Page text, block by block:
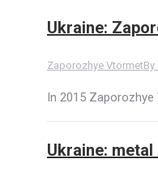
Ukraine:
Zaporozhye VtormetBy
In 2015
Ukraine: